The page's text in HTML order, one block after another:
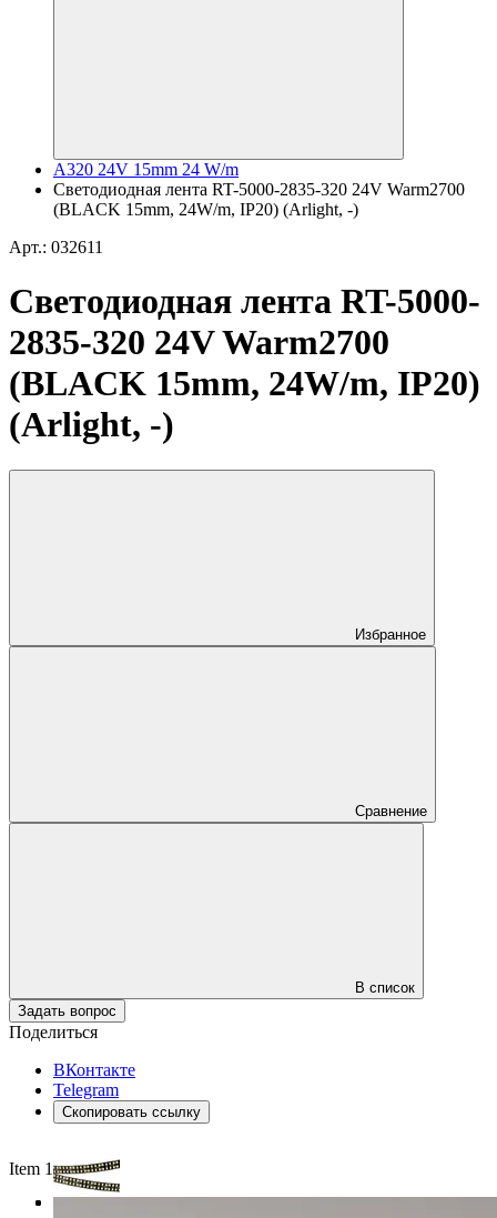
A320 24V 15mm 24 W/m
Светодиодная лента RT-5000-2835-320 24V Warm2700
(BLACK 15mm, 24W/m, IP20) (Arlight, -)
Арт.: 032611
Светодиодная лента RT-5000-
2835-320 24V Warm2700
(BLACK 15mm, 24W/m, IP20)
(Arlight, -)
Избранное
Сравнение
В список
Задать вопрос
Поделиться
ВКонтакте
Telegram
Скопировать ссылку
Item 1 of 3